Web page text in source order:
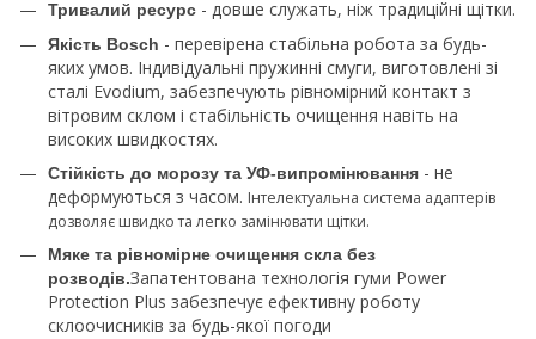
Тривалий ресурс - довше служать, ніж традиційні щітки.
Якість Bosch - перевірена стабільна робота за будь-
яких умов. Індивідуальні пружинні смуги, виготовлені зі
сталі Evodium, забезпечують рівномірний контакт з
вітровим склом і стабільність очищення навіть на
високих швидкостях.
Стійкість до морозу та УФ-випромінювання - не
деформуються з часом. Інтелектуальна система адаптерів
дозволяє швидко та легко замінювати щітки.
Мяке та рівномірне очищення скла без
розводів.Запатентована технологія гуми Power
Protection Plus забезпечує ефективну роботу
склоочисників за будь-якої погоди